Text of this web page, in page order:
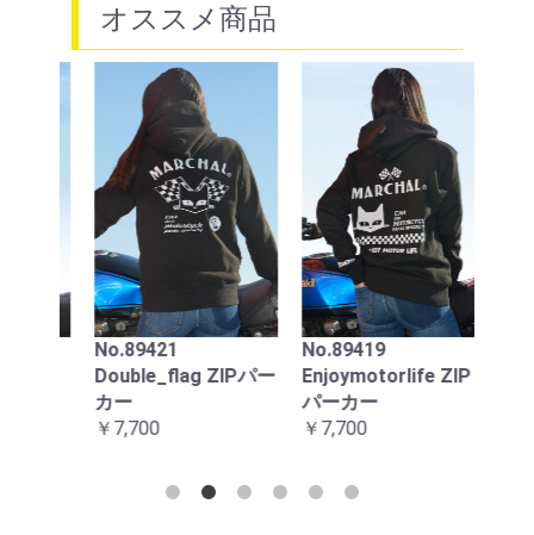
お買い物を続ける カートへ進む
オススメ商品
No.89419
Enjoymotorlife ZIP
パーカー
￥7,700
No.89224
PARKINGONLY トレ
ーナー
￥6,050